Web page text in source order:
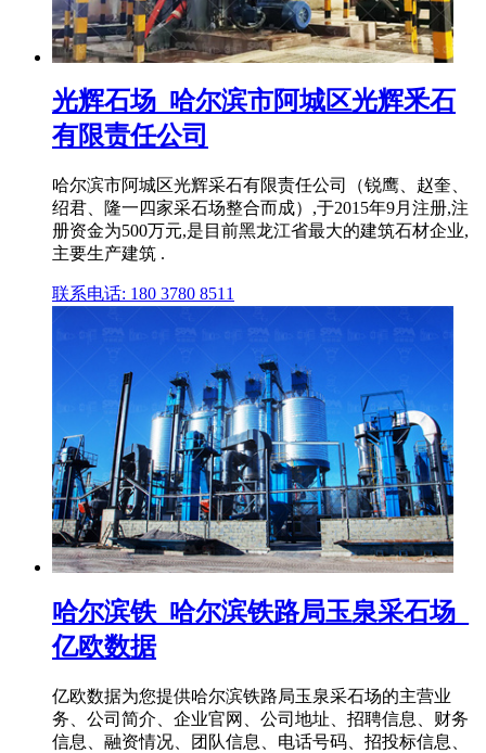
光辉石场_哈尔滨市阿城区光辉釆石
有限责任公司
哈尔滨市阿城区光辉采石有限责任公司（锐鹰、赵奎、
绍君、隆一四家采石场整合而成）,于2015年9月注册,注
册资金为500万元,是目前黑龙江省最大的建筑石材企业,
主要生产建筑 .
联系电话: 180 3780 8511
哈尔滨铁_哈尔滨铁路局玉泉采石场_
亿欧数据
亿欧数据为您提供哈尔滨铁路局玉泉采石场的主营业
务、公司简介、企业官网、公司地址、招聘信息、财务
信息、融资情况、团队信息、电话号码、招投标信息、